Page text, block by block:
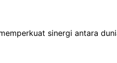
sinergi antara